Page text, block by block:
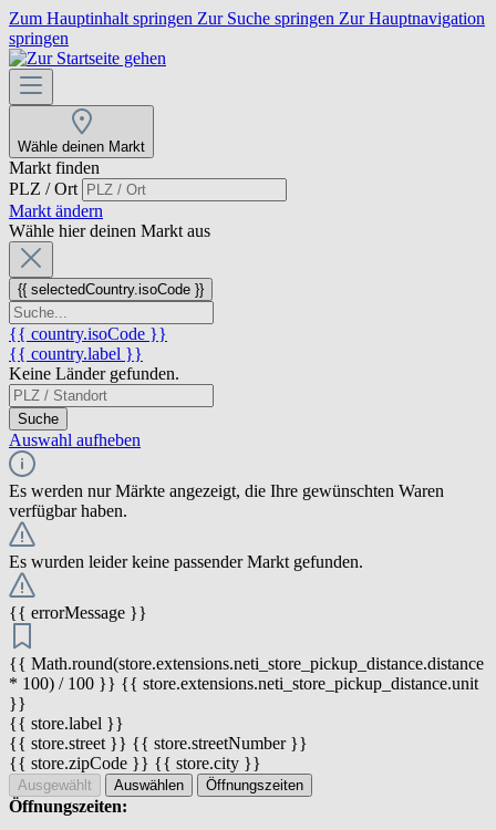
Zum Hauptinhalt springen Zur Suche springen Zur Hauptnavigation
springen
Wähle deinen Markt
Markt finden
PLZ / Ort
Markt ändern
Wähle hier deinen Markt aus
{{ selectedCountry.isoCode }}
{{ country.isoCode }}
{{ country.label }}
Keine Länder gefunden.
Suche
Auswahl aufheben
Es werden nur Märkte angezeigt, die Ihre gewünschten Waren
verfügbar haben.
Es wurden leider keine passender Markt gefunden.
{{ errorMessage }}
{{ Math.round(store.extensions.neti_store_pickup_distance.distance
* 100) / 100 }} {{ store.extensions.neti_store_pickup_distance.unit
}}
{{ store.label }}
{{ store.street }} {{ store.streetNumber }}
{{ store.zipCode }} {{ store.city }}
Ausgewählt Auswählen Öffnungszeiten
Öffnungszeiten: